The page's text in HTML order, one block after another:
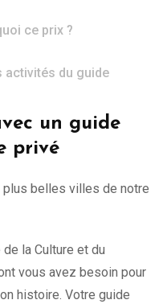
ce prix ?
activités du guide
un guide
privé
plus belles villes de notre
la Culture et du
vous avez besoin pour
histoire. Votre guide